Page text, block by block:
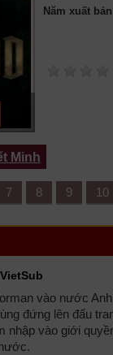
Năm xuất
Minh
7 8 9 10
vào nước
đứng lên đấu
nhập vào giới